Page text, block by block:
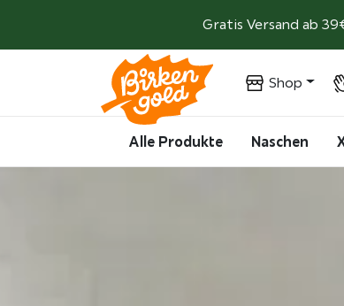
Gratis Versand ab
Shop
Alle Produkte Naschen